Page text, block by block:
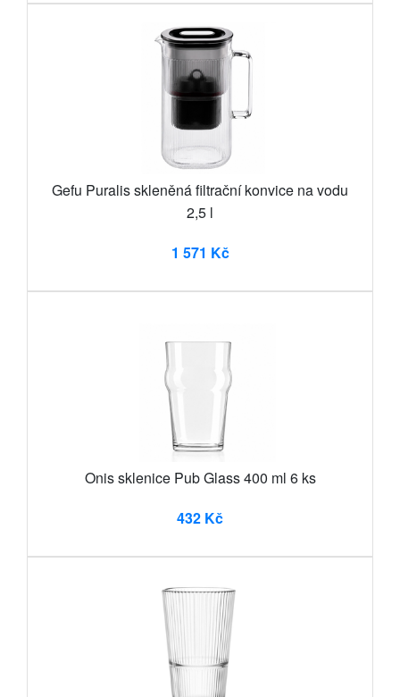
Gefu Puralis skleněná filtrační konvice na vodu
2,5 l
1 571 Kč
Onis sklenice Pub Glass 400 ml 6 ks
432 Kč